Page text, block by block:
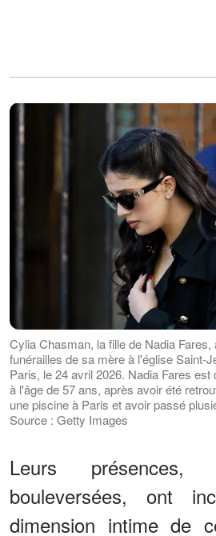
Cylia Chasman, la fille de Nadia
funérailles de sa mère à l'église Saint-
Paris, le 24 avril 2026. Nadia Fares est
à l'âge de 57 ans, après avoir été
une piscine à Paris et avoir passé
Source : Getty Images
Leurs présences,
bouleversées, ont
dimension intime de